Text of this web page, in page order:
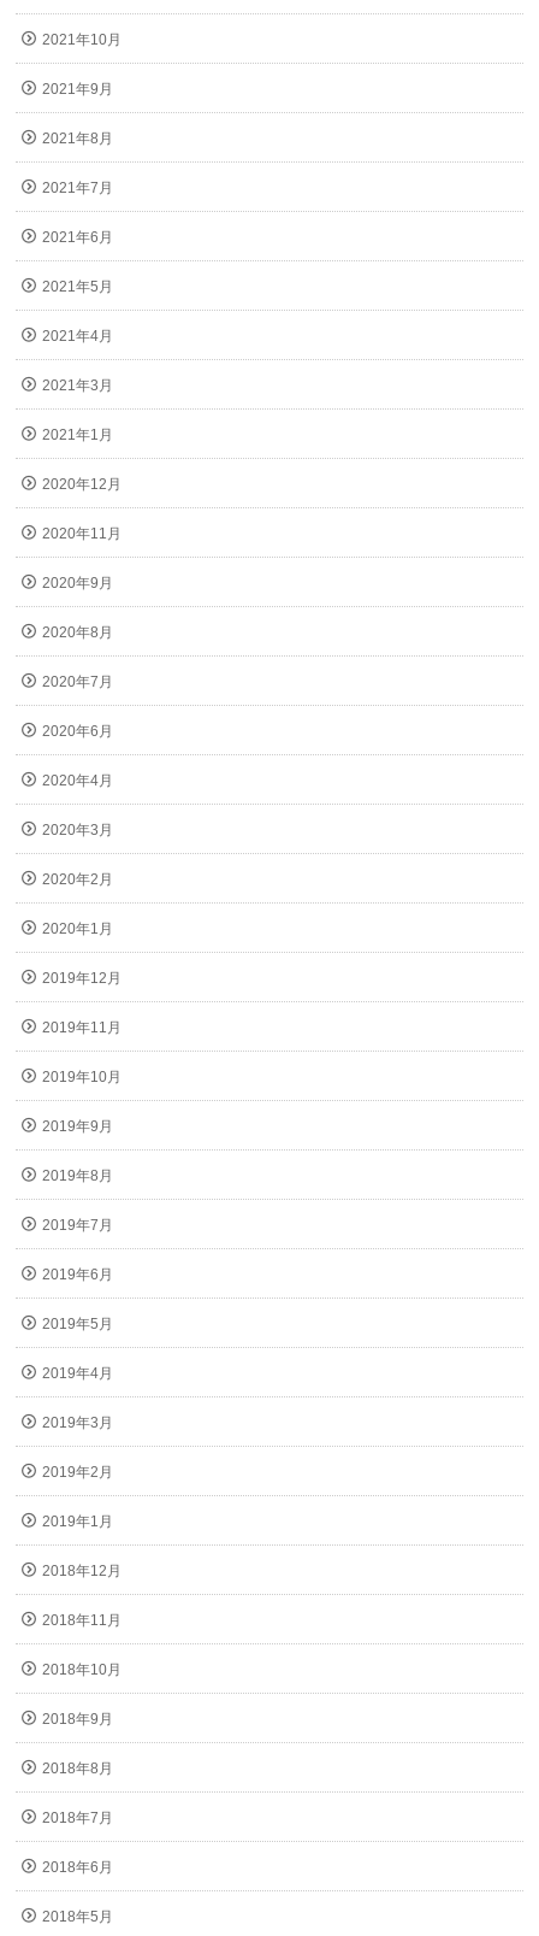
2021年10月
2021年9月
2021年8月
2021年7月
2021年6月
2021年5月
2021年4月
2021年3月
2021年1月
2020年12月
2020年11月
2020年9月
2020年8月
2020年7月
2020年6月
2020年4月
2020年3月
2020年2月
2020年1月
2019年12月
2019年11月
2019年10月
2019年9月
2019年8月
2019年7月
2019年6月
2019年5月
2019年4月
2019年3月
2019年2月
2019年1月
2018年12月
2018年11月
2018年10月
2018年9月
2018年8月
2018年7月
2018年6月
2018年5月